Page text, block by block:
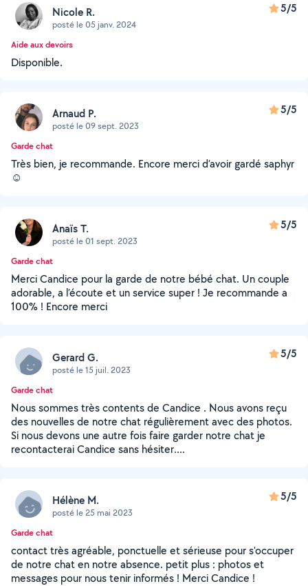
Nicole R.
posté le 05 janv. 2024
5/5
Aide aux devoirs
Disponible.
Arnaud P.
posté le 09 sept. 2023
5/5
Garde chat
Très bien, je recommande. Encore merci d’avoir gardé saphyr
☺️
Anaïs T.
posté le 01 sept. 2023
5/5
Garde chat
Merci Candice pour la garde de notre bébé chat. Un couple
adorable, a l’écoute et un service super ! Je recommande a
100% ! Encore merci
Gerard G.
posté le 15 juil. 2023
5/5
Garde chat
Nous sommes très contents de Candice . Nous avons reçu
des nouvelles de notre chat régulièrement avec des photos.
Si nous devons une autre fois faire garder notre chat je
recontacterai Candice sans hésiter....
Hélène M.
posté le 25 mai 2023
5/5
Garde chat
contact très agréable, ponctuelle et sérieuse pour s'occuper
de notre chat en notre absence. petit plus : photos et
messages pour nous tenir informés ! Merci Candice !